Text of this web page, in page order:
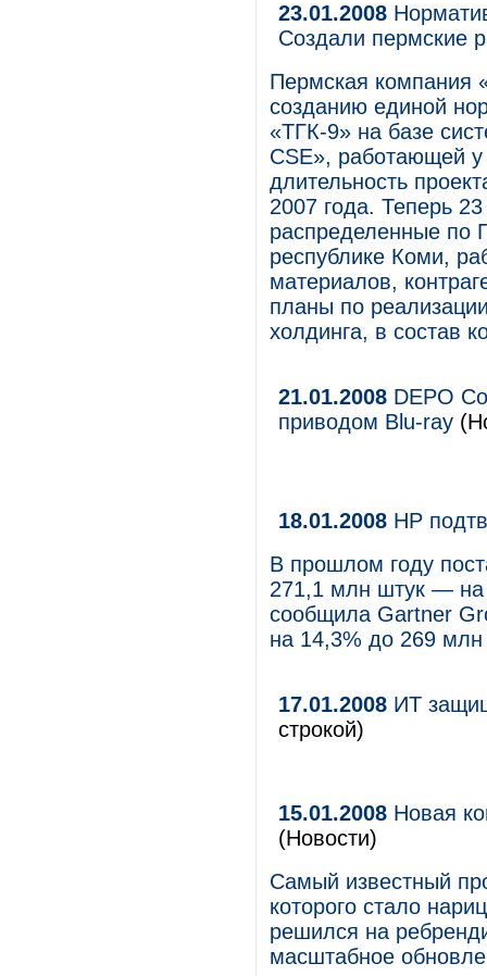
23.01.2008
Создали пермские
Пермская компания
созданию единой
«ТГК-9» на базе
CSE», работающей у
длительность
2007 года. Теперь
распределенные по
республике Коми,
материалов,
планы по
холдинга, в состав
21.01.2008 DEPO
приводом Blu-ray
18.01.2008 HP
В прошлом году
271,1 млн штук —
сообщила Gartner
на 14,3% до 269
17.01.2008 ИТ
строкой)
15.01.2008 Новая
(Новости)
Самый известный
которого стало
решился на
масштабное